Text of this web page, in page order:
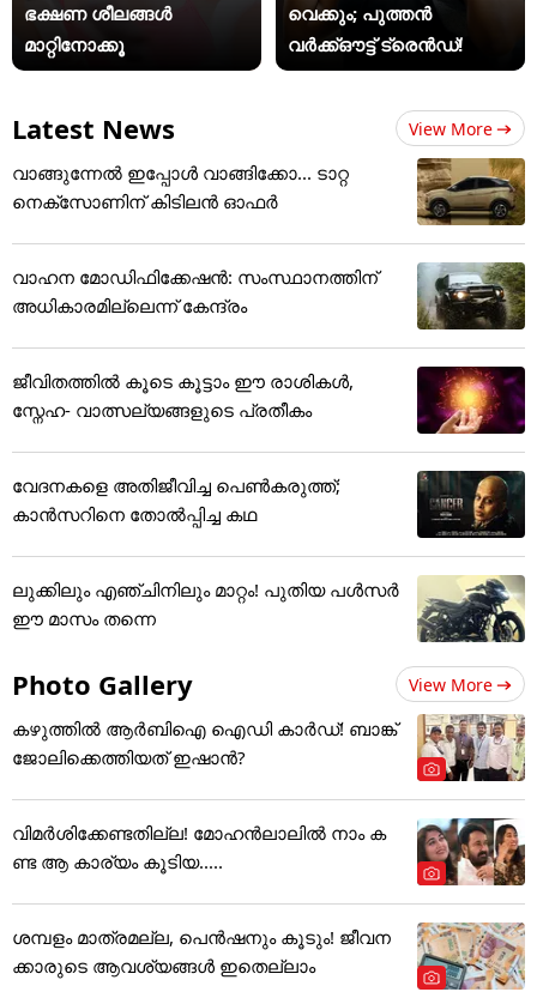
ഭക്ഷണ ശീലങ്ങൾ
മാറ്റിനോക്കൂ
വെക്കും; പുത്തൻ
വർക്ക്ഔട്ട് ട്രെൻഡ്!
Latest News View More
വാങ്ങുന്നേൽ ഇപ്പോൾ വാങ്ങിക്കോ... ടാറ്റ
നെക്സോണിന് കിടിലൻ ഓഫർ
വാഹന മോഡിഫിക്കേഷൻ: സംസ്ഥാനത്തിന്
അ‌ധികാരമില്ലെന്ന് കേന്ദ്രം
ജീവിതത്തിൽ കൂടെ കൂട്ടാം ഈ രാശികൾ,
സ്നേഹ- വാത്സല്യങ്ങളുടെ പ്രതീകം
വേദനകളെ അതിജീവിച്ച പെൺകരുത്ത്;
കാന്‍സറിനെ തോൽപ്പിച്ച കഥ
ലുക്കിലും എഞ്ചിനിലും മാറ്റം! പുതിയ പൾസർ
ഈ മാസം തന്നെ
Photo Gallery View More
കഴുത്തില്‍ ആര്‍ബിഐ ഐഡി കാര്‍ഡ്! ബാങ്ക്
ജോലിക്കെത്തിയത് ഇഷാന്‍?
വിമർശിക്കേണ്ടതില്ല! മോഹൻലാലിൽ നാം ക
ണ്ട ആ കാര്യം കൂടിയ.....
ശമ്പളം മാത്രമല്ല, പെൻഷനും കൂടും! ജീവന
ക്കാരുടെ ആവശ്യങ്ങൾ ഇതെല്ലാം